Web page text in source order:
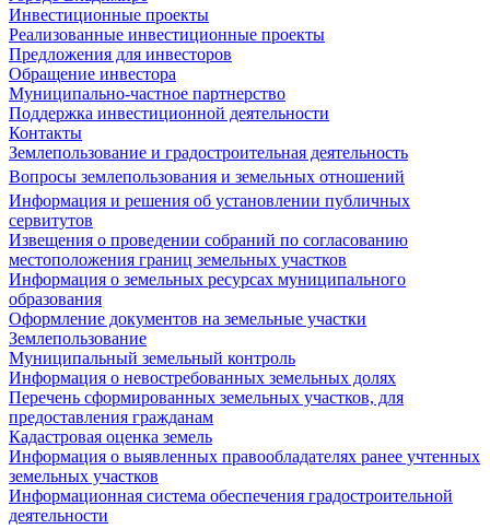
Инвестиционные проекты
Реализованные инвестиционные проекты
Предложения для инвесторов
Обращение инвестора
Муниципально-частное партнерство
Поддержка инвестиционной деятельности
Контакты
Землепользование и градостроительная деятельность
Вопросы землепользования и земельных отношений
Информация и решения об установлении публичных
сервитутов
Извещения о проведении собраний по согласованию
местоположения границ земельных участков
Информация о земельных ресурсах муниципального
образования
Оформление документов на земельные участки
Землепользование
Муниципальный земельный контроль
Информация о невостребованных земельных долях
Перечень сформированных земельных участков, для
предоставления гражданам
Кадастровая оценка земель
Информация о выявленных правообладателях ранее учтенных
земельных участков
Информационная система обеспечения градостроительной
деятельности